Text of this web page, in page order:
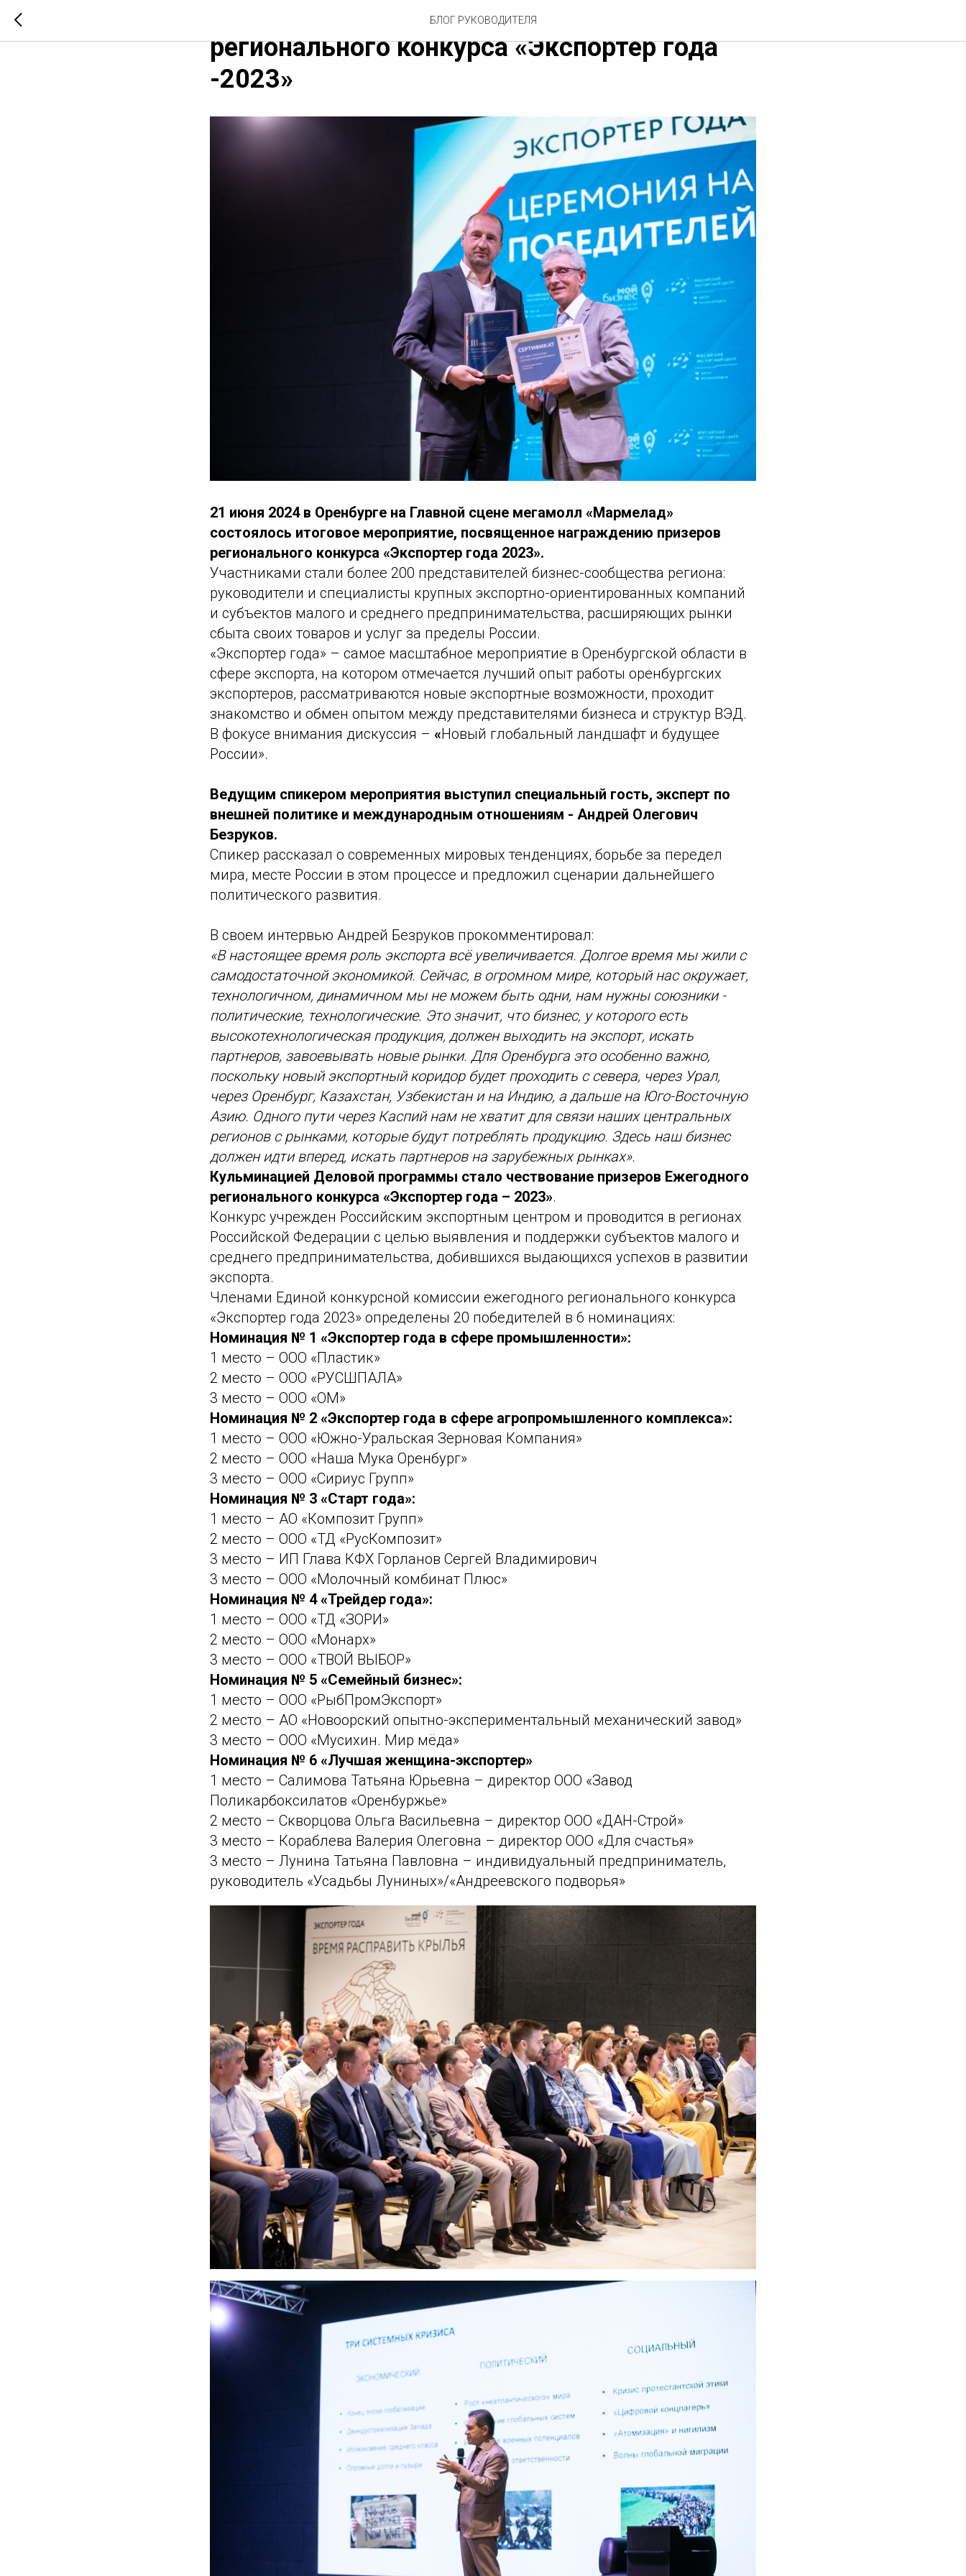
БЛОГ РУКОВОДИТЕЛЯ
Церемония награждения призеров
регионального конкурса «Экспортер года
-2023»
21 июня 2024 в Оренбурге на Главной сцене мегамолл «Мармелад»
состоялось итоговое мероприятие, посвященное награждению призеров
регионального конкурса «Экспортер года 2023».
Участниками стали более 200 представителей бизнес-сообщества региона:
руководители и специалисты крупных экспортно-ориентированных компаний
и субъектов малого и среднего предпринимательства, расширяющих рынки
сбыта своих товаров и услуг за пределы России.
«Экспортер года» – самое масштабное мероприятие в Оренбургской области в
сфере экспорта, на котором отмечается лучший опыт работы оренбургских
экспортеров, рассматриваются новые экспортные возможности, проходит
знакомство и обмен опытом между представителями бизнеса и структур ВЭД.
В фокусе внимания дискуссия – «Новый глобальный ландшафт и будущее
России».
Ведущим спикером мероприятия выступил специальный гость, эксперт по
внешней политике и международным отношениям - Андрей Олегович
Безруков.
Спикер рассказал о современных мировых тенденциях, борьбе за передел
мира, месте России в этом процессе и предложил сценарии дальнейшего
политического развития.
В своем интервью Андрей Безруков прокомментировал:
«В настоящее время роль экспорта всё увеличивается. Долгое время мы жили с
самодостаточной экономикой. Сейчас, в огромном мире, который нас окружает,
технологичном, динамичном мы не можем быть одни, нам нужны союзники -
политические, технологические. Это значит, что бизнес, у которого есть
высокотехнологическая продукция, должен выходить на экспорт, искать
партнеров, завоевывать новые рынки. Для Оренбурга это особенно важно,
поскольку новый экспортный коридор будет проходить с севера, через Урал,
через Оренбург, Казахстан, Узбекистан и на Индию, а дальше на Юго-Восточную
Азию. Одного пути через Каспий нам не хватит для связи наших центральных
регионов с рынками, которые будут потреблять продукцию. Здесь наш бизнес
должен идти вперед, искать партнеров на зарубежных рынках».
Кульминацией Деловой программы стало чествование призеров Ежегодного
регионального конкурса «Экспортер года – 2023».
Конкурс учрежден Российским экспортным центром и проводится в регионах
Российской Федерации с целью выявления и поддержки субъектов малого и
среднего предпринимательства, добившихся выдающихся успехов в развитии
экспорта.
Членами Единой конкурсной комиссии ежегодного регионального конкурса
«Экспортер года 2023» определены 20 победителей в 6 номинациях:
Номинация № 1 «Экспортер года в сфере промышленности»:
1 место – ООО «Пластик»
2 место – ООО «РУСШПАЛА»
3 место – ООО «ОМ»
Номинация № 2 «Экспортер года в сфере агропромышленного комплекса»:
1 место – ООО «Южно-Уральская Зерновая Компания»
2 место – ООО «Наша Мука Оренбург»
3 место – ООО «Сириус Групп»
Номинация № 3 «Старт года»:
1 место – АО «Композит Групп»
2 место – ООО «ТД «РусКомпозит»
3 место – ИП Глава КФХ Горланов Сергей Владимирович
3 место – ООО «Молочный комбинат Плюс»
Номинация № 4 «Трейдер года»:
1 место – ООО «ТД «ЗОРИ»
2 место – ООО «Монарх»
3 место – ООО «ТВОЙ ВЫБОР»
Номинация № 5 «Семейный бизнес»:
1 место – ООО «РыбПромЭкспорт»
2 место – АО «Новоорский опытно-экспериментальный механический завод»
3 место – ООО «Мусихин. Мир мёда»
Номинация № 6 «Лучшая женщина-экспортер»
1 место – Салимова Татьяна Юрьевна – директор ООО «Завод
Поликарбоксилатов «Оренбуржье»
2 место – Скворцова Ольга Васильевна – директор ООО «ДАН-Строй»
3 место – Кораблева Валерия Олеговна – директор ООО «Для счастья»
3 место – Лунина Татьяна Павловна – индивидуальный предприниматель,
руководитель «Усадьбы Луниных»/«Андреевского подворья»